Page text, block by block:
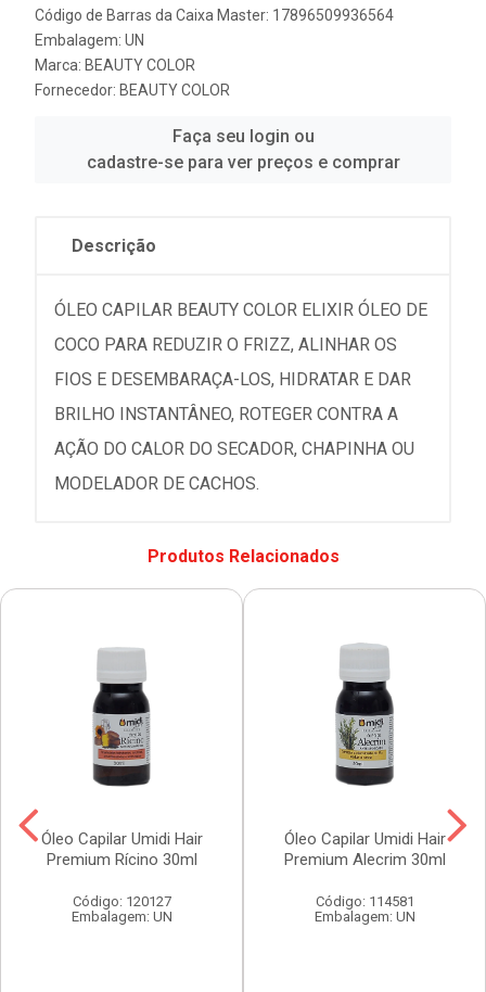
Código de Barras da Caixa Master: 17896509936564
Embalagem: UN
Marca: BEAUTY COLOR
Fornecedor: BEAUTY COLOR
Faça seu login ou
cadastre-se para ver preços e comprar
Descrição
ÓLEO CAPILAR BEAUTY COLOR ELIXIR ÓLEO DE
COCO PARA REDUZIR O FRIZZ, ALINHAR OS
FIOS E DESEMBARAÇA-LOS, HIDRATAR E DAR
BRILHO INSTANTÂNEO, ROTEGER CONTRA A
AÇÃO DO CALOR DO SECADOR, CHAPINHA OU
MODELADOR DE CACHOS.
Produtos Relacionados
Óleo Capilar Umidi Hair
Premium Rícino 30ml
Código: 120127
Embalagem: UN
Óleo Capilar Umidi Hair
Premium Alecrim 30ml
Código: 114581
Embalagem: UN